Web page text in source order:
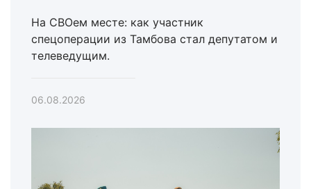
На СВОем месте: как участник
спецоперации из Тамбова стал депутатом и
телеведущим.
06.08.2026